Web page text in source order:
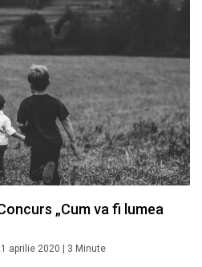
„Cum va fi lumea
aprilie 2020 3 Minute